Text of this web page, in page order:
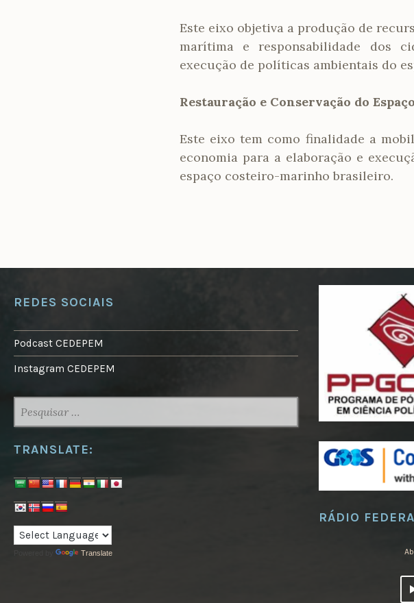
Este eixo objetiva a produção de
marítima e responsabilidade dos
execução de políticas ambientais do
Restauração e Conservação do
Este eixo tem como finalidade a
economia para a elaboração e
espaço costeiro-marinho brasileiro.
REDES SOCIAIS
Podcast CEDEPEM
Instagram CEDEPEM
POR:
TRANSLATE:
Translate
RÁDIO